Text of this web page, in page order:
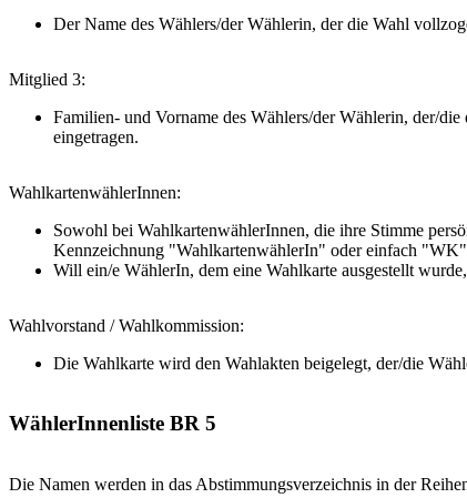
Der Name des Wählers/der Wählerin, der die Wahl
Mitglied 3:
Familien- und Vorname des Wählers/der Wählerin, der/
eingetragen.
WahlkartenwählerInnen:
Sowohl bei WahlkartenwählerInnen, die ihre Stimme
Kennzeichnung "WahlkartenwählerIn" oder einfach
Will ein/e WählerIn, dem eine Wahlkarte ausgestellt
Wahlvorstand / Wahlkommission:
Die Wahlkarte wird den Wahlakten beigelegt, der/die
WählerInnenliste BR 5
Die Namen werden in das Abstimmungsverzeichnis in der